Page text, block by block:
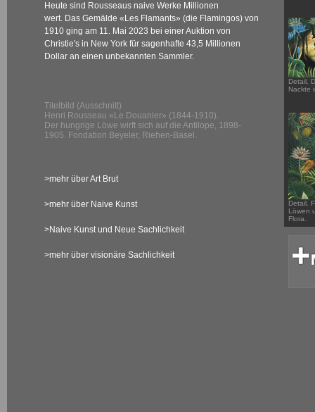
Heute sind Rousseaus naive Werke Millionen
wert. Das Gemälde «Les Flamants» (die Flamingos) von
1910 ging am 11. Mai 2023 bei einer Auktion von
Christie's in New York für sagenhafte 43,5 Millionen
Dollar an einen unbekannten Sammler.
Titelbild (Ausschnitt)
Henri Rousseau «Le Douanier» (1844-1910).
Der hungrige Löwe wirft sich auf die Antilope, 1898-
1905. Fondation Beyeler, Riehen-Basel.
>mehr über Art Brut
>mehr über Naive Kunst
>Naive Kunst und Neue Sachlichkeit
>mehr über visionäre Sachlichkeit
Detail.
Nackte
Detail.
Löwen
Flora.